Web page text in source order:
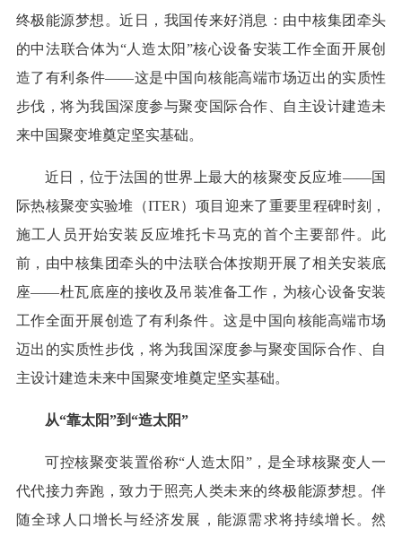
终极能源梦想。近日，我国传来好消息：由中核集团牵头
的中法联合体为“人造太阳”核心设备安装工作全面开展创
造了有利条件——这是中国向核能高端市场迈出的实质性
步伐，将为我国深度参与聚变国际合作、自主设计建造未
来中国聚变堆奠定坚实基础。
近日，位于法国的世界上最大的核聚变反应堆——国
际热核聚变实验堆（ITER）项目迎来了重要里程碑时刻，
施工人员开始安装反应堆托卡马克的首个主要部件。此
前，由中核集团牵头的中法联合体按期开展了相关安装底
座——杜瓦底座的接收及吊装准备工作，为核心设备安装
工作全面开展创造了有利条件。这是中国向核能高端市场
迈出的实质性步伐，将为我国深度参与聚变国际合作、自
主设计建造未来中国聚变堆奠定坚实基础。
从“靠太阳”到“造太阳”
可控核聚变装置俗称“人造太阳”，是全球核聚变人一
代代接力奔跑，致力于照亮人类未来的终极能源梦想。伴
随全球人口增长与经济发展，能源需求将持续增长。然